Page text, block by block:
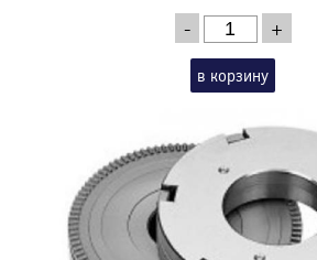
- +
в корзину